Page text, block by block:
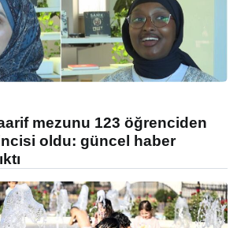
mezunu 123 öğrenciden
oldu: güncel haber